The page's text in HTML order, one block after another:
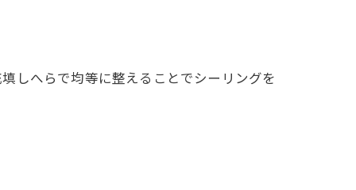
しへらで均等に整えることでシーリングを